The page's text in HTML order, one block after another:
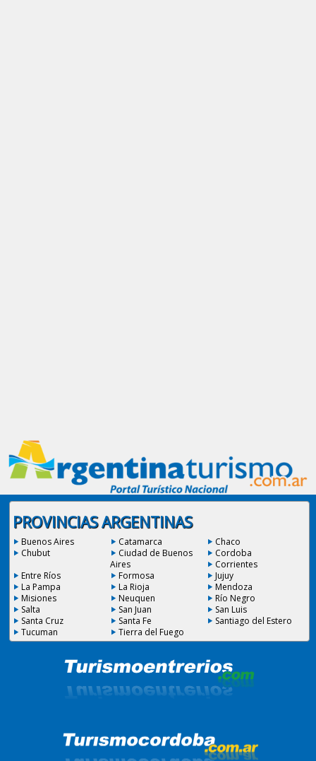
PROVINCIAS ARGENTINAS
Buenos Aires Catamarca
Chaco
Chubut
Ciudad de Buenos
Aires
Cordoba
Corrientes
Entre Ríos
Formosa
Jujuy
La Pampa
La Rioja
Mendoza
Misiones
Neuquen
Río Negro
Salta
San Juan
San Luis
Santa Cruz
Santa Fe
Santiago del Estero
Tucuman
Tierra del Fuego